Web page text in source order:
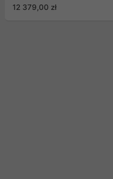
AX-G
12 379,00 zł